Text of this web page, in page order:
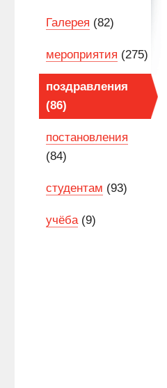
Галерея (82)
мероприятия (275)
поздравления
(86)
постановления
(84)
студентам (93)
учёба(9)